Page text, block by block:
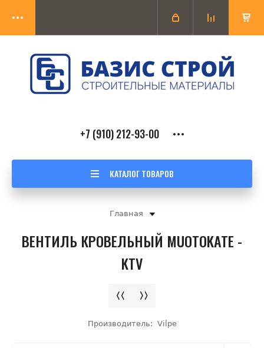
+7 (910) 212-93-00
КАТАЛОГ ТОВАРОВ
Главная
ВЕНТИЛЬ КРОВЕЛЬНЫЙ MUOTOKATE -
KTV
Производитель: Vilpe